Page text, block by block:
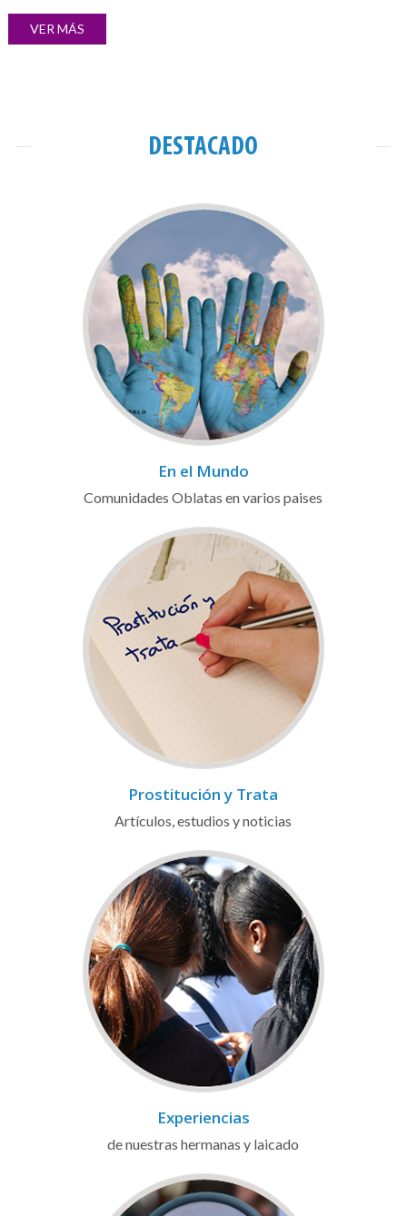
VER MÁS
DESTACADO
En el Mundo
Comunidades Oblatas en varios paises
Prostitución y Trata
Artículos, estudios y noticias
Experiencias
de nuestras hermanas y laicado